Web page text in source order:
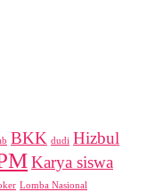
BKK dudi Hizbul
Karya siswa
Lomba Nasional